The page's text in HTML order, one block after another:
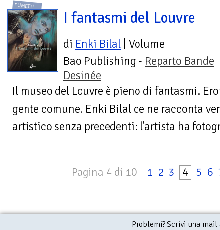
FUMETTI
I fantasmi del Louvre
di Enki Bilal | Volume
Bao Publishing - Reparto Bande
Desinée
Il museo del Louvre è pieno di fantasmi.
gente comune. Enki Bilal ce ne racconta
artistico senza precedenti: l'artista ha
Pagina 4 di 10 1 2 3 4 5 6
Problemi? Scrivi una